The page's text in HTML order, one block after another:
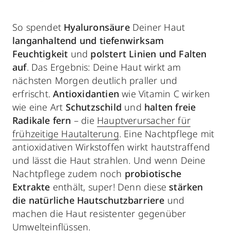
So spendet Hyaluronsäure Deiner Haut
langanhaltend und tiefenwirksam
Feuchtigkeit und polstert Linien und Falten
auf. Das Ergebnis: Deine Haut wirkt am
nächsten Morgen deutlich praller und
erfrischt.Antioxidantienwie Vitamin C wirken
wie eine Art Schutzschild und halten freie
Radikale fern – die Hauptverursacher für
frühzeitige Hautalterung. Eine Nachtpflege mit
antioxidativen Wirkstoffen wirkt hautstraffend
und lässt die Haut strahlen. Und wenn Deine
Nachtpflege zudem noch probiotische
Extrakte enthält, super! Denn diese stärken
die natürliche Hautschutzbarriere und
machen die Haut resistenter gegenüber
Umwelteinflüssen.